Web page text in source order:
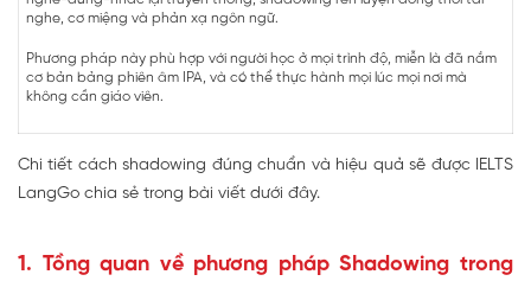
nghe, cơ miệng và phản xạ ngôn ngữ.
Phương pháp này phù hợp với người học ở mọi trình độ, miễn là đã nắm
cơ bản bảng phiên âm IPA, và có thể thực hành mọi lúc mọi nơi mà
không cần giáo viên.
Chi tiết cách shadowing đúng chuẩn và hiệu quả sẽ được IELTS
LangGo chia sẻ trong bài viết dưới đây.
1. Tồng quan về phương pháp Shadowing trong